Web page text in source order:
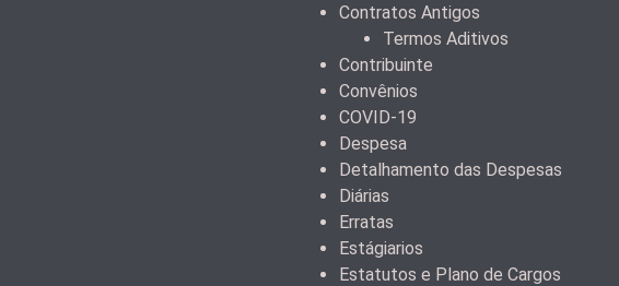
Contratos Antigos
Termos Aditivos
Contribuinte
Convênios
COVID-19
Despesa
Detalhamento das Despesas
Diárias
Erratas
Estágiarios
Estatutos e Plano de Cargos